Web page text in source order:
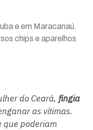
e em Maracanaú.
chips e aparelhos
do Ceará, fingia
as vítimas.
que poderiam